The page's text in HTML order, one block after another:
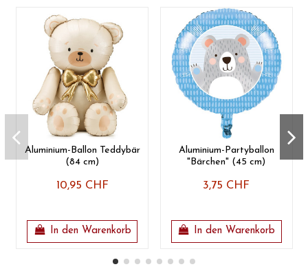
Aluminium-Ballon Teddybär
(84 cm)
10,95 CHF
In den Warenkorb
Aluminium-Partyballon
"Bärchen" (45 cm)
3,75 CHF
In den Warenkorb